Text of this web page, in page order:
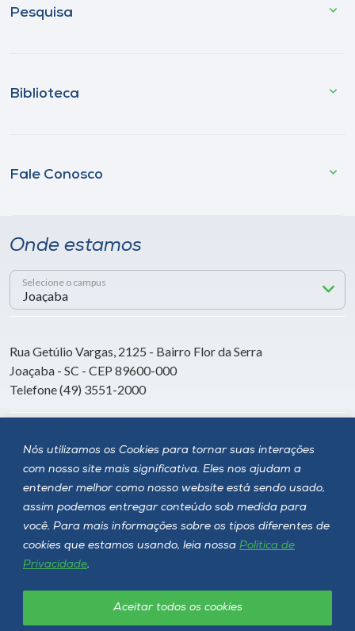
Nós utilizamos os Cookies para tornar suas interações
com nosso site mais significativa. Eles nos ajudam a
entender melhor como nosso website está sendo usado,
assim podemos entregar conteúdo sob medida para
você. Para mais informações sobre os tipos diferentes de
cookies que estamos usando, leia nossa Política de
Privacidade.
Aceitar todos os cookies
Pesquisa
Biblioteca
Fale Conosco
Onde estamos
Selecione o campus
Rua Getúlio Vargas, 2125 - Bairro Flor da Serra
Joaçaba - SC - CEP 89600-000
Telefone (49) 3551-2000
Siga a Unoesc
Política de privacidade LGPD